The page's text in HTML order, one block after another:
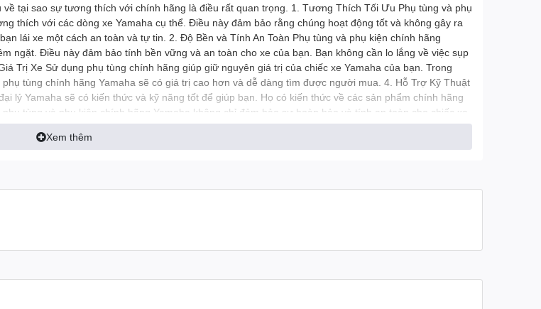
tại sao sự tương thích với chính hãng là điều rất quan trọng. 1. Tương Thích Tối Ưu Phụ tùng và phụ
thích với các dòng xe Yamaha cụ thể. Điều này đảm bảo rằng chúng hoạt động tốt và không gây ra
lái xe một cách an toàn và tự tin. 2. Độ Bền và Tính An Toàn Phụ tùng và phụ kiện chính hãng
ngặt. Điều này đảm bảo tính bền vững và an toàn cho xe của bạn. Bạn không cần lo lắng về việc sụp
Trị Xe Sử dụng phụ tùng chính hãng giúp giữ nguyên giá trị của chiếc xe Yamaha của bạn. Trong
tùng chính hãng Yamaha sẽ có giá trị cao hơn và dễ dàng tìm được người mua. 4. Hỗ Trợ Kỹ Thuật
lý Yamaha sẽ có kiến thức và kỹ năng tốt để giúp bạn. Họ có kiến thức về các sản phẩm chính hãng
tùng và phụ kiện chính hãng Yamaha không chỉ đảm bảo sự hoàn hảo và tính an toàn cho chiếc xe
nó. Hãy luôn đặt niềm tin vào chính hãng để trải nghiệm tốt khi lái xe Yamaha của bạn. ----Hàng
#phutungchinhhangyamaha #phu_tung_chinh_hang_yamaha#đồchơixemáy
Xem thêm